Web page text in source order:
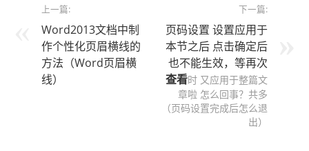
上一篇:
Word2013文档中制
作个性化页眉横线的
方法（Word页眉横
线）
下一篇:
页码设置 设置应用于
本节之后 点击确定后
也不能生效，等再次
查看时 又应用于整篇文
章啦 怎么回事？共多
（页码设置完成后怎么退
出）